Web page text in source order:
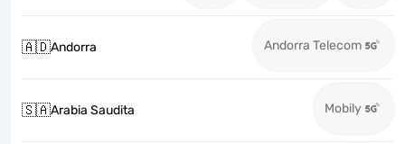
🇦🇩Andorra Andorra Telecom
🇸🇦Arabia Saudita Mobily